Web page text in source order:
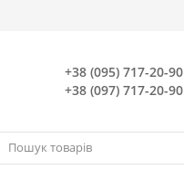
+38 (095) 717-20-90
+38 (097) 717-20-90